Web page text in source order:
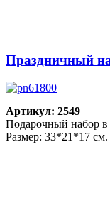
Праздничный
Артикул: 2549
Подарочный набор в
Размер: 33*21*17 см.